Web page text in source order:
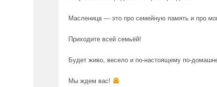
Масленица — это про семейную память и про
Приходите всей семьёй!
Будет живо, весело и по-настоящему по-
Мы ждем вас!